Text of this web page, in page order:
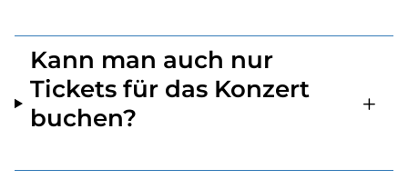
Kann man auch nur
Tickets für das Konzert
buchen?